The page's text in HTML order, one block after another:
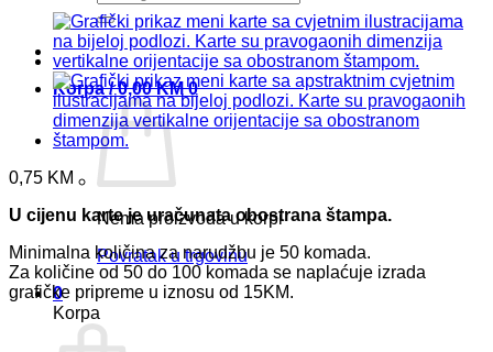
Korpa /0,00KM 0
Nema proizvoda u korpi
Povratak u trgovinu
0
Korpa
0,75 KM
U cijenu karte je uračunata obostrana štampa.
Minimalna količina za narudžbu je 50 komada.
Za količine od 50 do 100 komada se naplaćuje izrada
grafičke pripreme u iznosu od 15KM.